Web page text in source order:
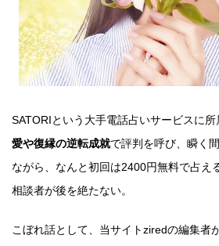
SATORIという大手電話占いサービスに所
愛や復縁の逆転成就で評判を呼び、瞬く
ながら、なんと初回は2400円無料で占え
相談者が後を絶たない。
こぼれ話として、当サイトziredの編集者